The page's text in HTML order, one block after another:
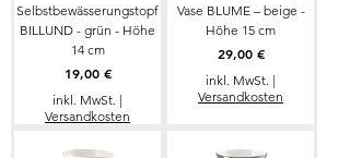
Selbstbewässerungstopf
BILLUND - grün - Höhe
14 cm
Preis
19,00 €
inkl. MwSt. |
Versandkosten
Vase BLUME – beige -
Höhe 15 cm
Preis
29,00 €
inkl. MwSt. |
Versandkosten